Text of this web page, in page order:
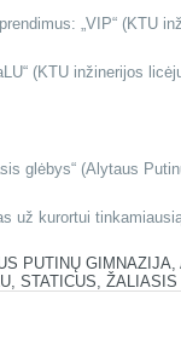
„VIP“ (KTU
(KTU inžinerijos
glėbys“ (Alytaus
už kurortui
PUTINŲ GIMNAZIJA
STATICUS ŽALIASIS